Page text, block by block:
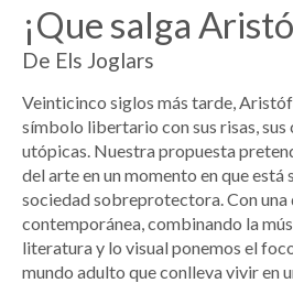
¡Que salga
De Els Joglars
Veinticinco siglos más tarde,
símbolo libertario con sus risas, sus
utópicas. Nuestra propuesta
del arte en un momento en que está
sociedad sobreprotectora. Con
contemporánea, combinando la
literatura y lo visual ponemos el
mundo adulto que conlleva vivir en